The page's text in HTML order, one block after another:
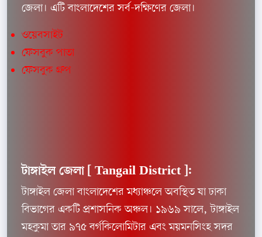
জেলা। এটি বাংলাদেশের সর্ব-দক্ষিণের জেলা।
ওয়েবসাইট
ফেসবুক পাতা
ফেসবুক গ্রুপ
টাঙ্গাইল জেলা [ Tangail District ]:
টাঙ্গাইল জেলা বাংলাদেশের মধ্যাঞ্চলে অবস্থিত যা ঢাকা
বিভাগের একটি প্রশাসনিক অঞ্চল। ১৯৬৯ সালে, টাঙ্গাইল
মহকুমা তার ৯৭৫ বর্গকিলোমিটার এবং ময়মনসিংহ সদর